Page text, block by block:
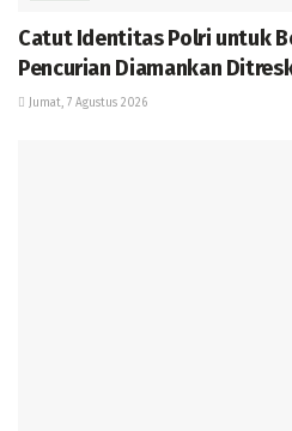
Catut Identitas Polri untuk
Pencurian Diamankan
Jumat, 7 Agustus 2026